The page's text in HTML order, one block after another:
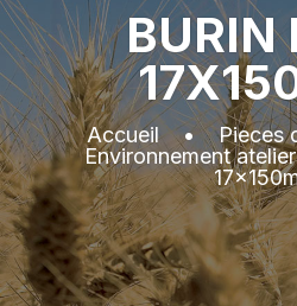
BURIN
Accueil•Pieces
Environnement atelier